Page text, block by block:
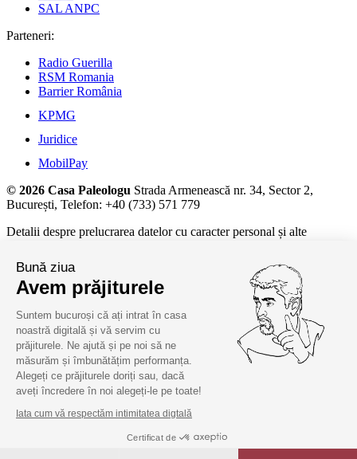
SAL ANPC
Parteneri:
Radio Guerilla
RSM Romania
Barrier România
KPMG
Juridice
MobilPay
© 2026 Casa Paleologu Strada Armenească nr. 34, Sector 2,
București, Telefon: +40 (733) 571 779
Detalii despre prelucrarea datelor cu caracter personal și alte
Bună ziua
Avem prăjiturele
Suntem bucuroși că ați intrat în casa
noastră digitală și vă servim cu
prăjiturele. Ne ajută și pe noi să ne
măsurăm și îmbunătățim performanța.
Alegeți ce prăjiturele doriți sau, dacă
aveți încredere în noi alegeți-le pe toate!
Iata cum vă respectăm intimitatea digtală
Certificat de